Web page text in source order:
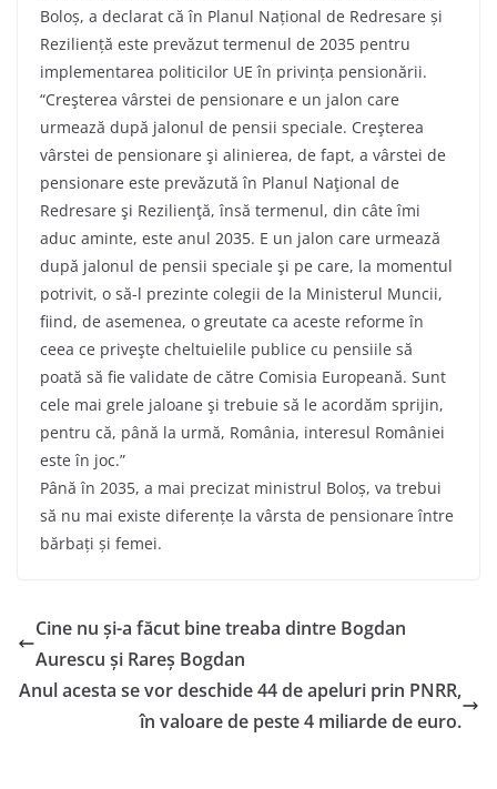
Boloș, a declarat că în Planul Național de Redresare și
Reziliență este prevăzut termenul de 2035 pentru
implementarea politicilor UE în privința pensionării.
“Creşterea vârstei de pensionare e un jalon care
urmează după jalonul de pensii speciale. Creşterea
vârstei de pensionare şi alinierea, de fapt, a vârstei de
pensionare este prevăzută în Planul Naţional de
Redresare şi Rezilienţă, însă termenul, din câte îmi
aduc aminte, este anul 2035. E un jalon care urmează
după jalonul de pensii speciale şi pe care, la momentul
potrivit, o să-l prezinte colegii de la Ministerul Muncii,
fiind, de asemenea, o greutate ca aceste reforme în
ceea ce priveşte cheltuielile publice cu pensiile să
poată să fie validate de către Comisia Europeană. Sunt
cele mai grele jaloane şi trebuie să le acordăm sprijin,
pentru că, până la urmă, România, interesul României
este în joc.”
Până în 2035, a mai precizat ministrul Boloș, va trebui
să nu mai existe diferențe la vârsta de pensionare între
bărbați și femei.
Cine nu și-a făcut bine treaba dintre Bogdan
Aurescu și Rareș Bogdan
Anul acesta se vor deschide 44 de apeluri prin PNRR,
în valoare de peste 4 miliarde de euro.